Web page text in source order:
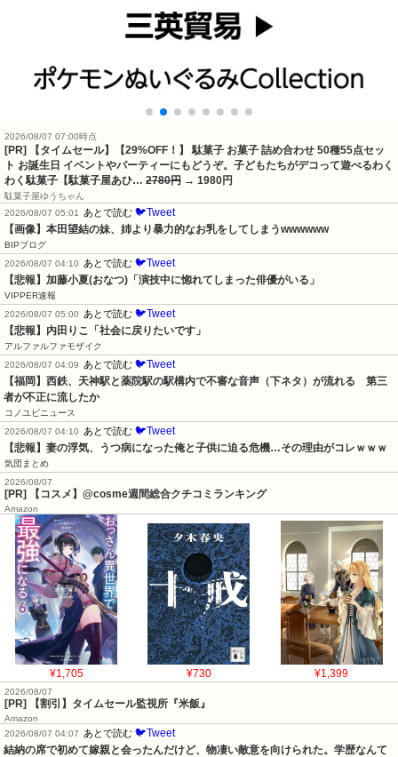
2026/08/07 07:00時点
[PR] 【タイムセール】【29%OFF！】 駄菓子 お菓子 詰め合わせ 50種55点セッ
ト お誕生日 イベントやパーティーにもどうぞ。子どもたちがデコって遊べるわく
わく駄菓子【駄菓子屋あひ… 2780円 → 1980円
駄菓子屋ゆうちゃん
2026/08/07 05:01
あとで読む 🐦Tweet
【画像】本田望結の妹、姉より暴力的なお乳をしてしまうwwwwww
BIPブログ
2026/08/07 04:10
あとで読む 🐦Tweet
【悲報】加藤小夏(おなつ)「演技中に惚れてしまった俳優がいる」
VIPPER速報
2026/08/07 05:00
あとで読む 🐦Tweet
【悲報】内田りこ「社会に戻りたいです」
アルファルファモザイク
2026/08/07 04:09
あとで読む 🐦Tweet
【福岡】西鉄、天神駅と薬院駅の駅構内で不審な音声（下ネタ）が流れる　第三
者が不正に流したか
コノユビニュース
2026/08/07 04:10
あとで読む 🐦Tweet
【悲報】妻の浮気、うつ病になった俺と子供に迫る危機…その理由がコレｗｗｗ
気団まとめ
2026/08/07
[PR] 【コスメ】@cosme週間総合クチコミランキング
Amazon
¥1,705 ¥730 ¥1,399
2026/08/07
[PR] 【割引】タイムセール監視所『米飯』
Amazon
2026/08/07 04:07
あとで読む 🐦Tweet
結納の席で初めて嫁親と会ったんだけど、物凄い敵意を向けられた。学歴なんて